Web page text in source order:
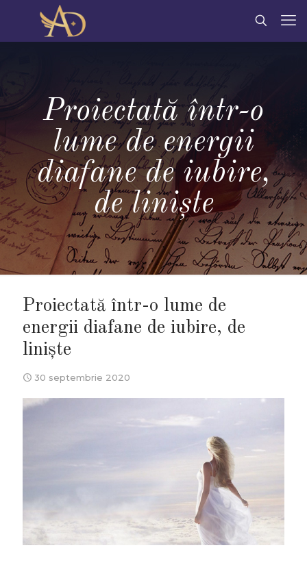
Proiectată într-o
lume de energii
diafane de iubire,
de liniște
Proiectată într-o lume de
energii diafane de iubire, de
liniște
30 septembrie 2020